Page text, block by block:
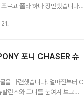
르고 졸라 하나 장만했습니다.
. 단점이라면 한번에 1~2잔이
그라인드립퍼를 장만하고 부터
면 은근한 커피향이 납니다. 가
전에 한잔 오후에 한잔 내려서
고 하루가 기분좋아 질 것 같은
공정은 간단합니다. 드립퍼부
포니 CHASER 슈
을 마련했습니다. 얼마전부터 C
란스와 포니를 눈여겨 보고있